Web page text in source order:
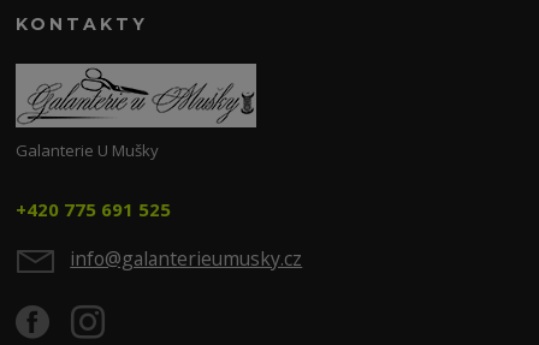
KONTAKTY
Galanterie U Mušky
+420 775 691 525
info@galanterieumusky.cz